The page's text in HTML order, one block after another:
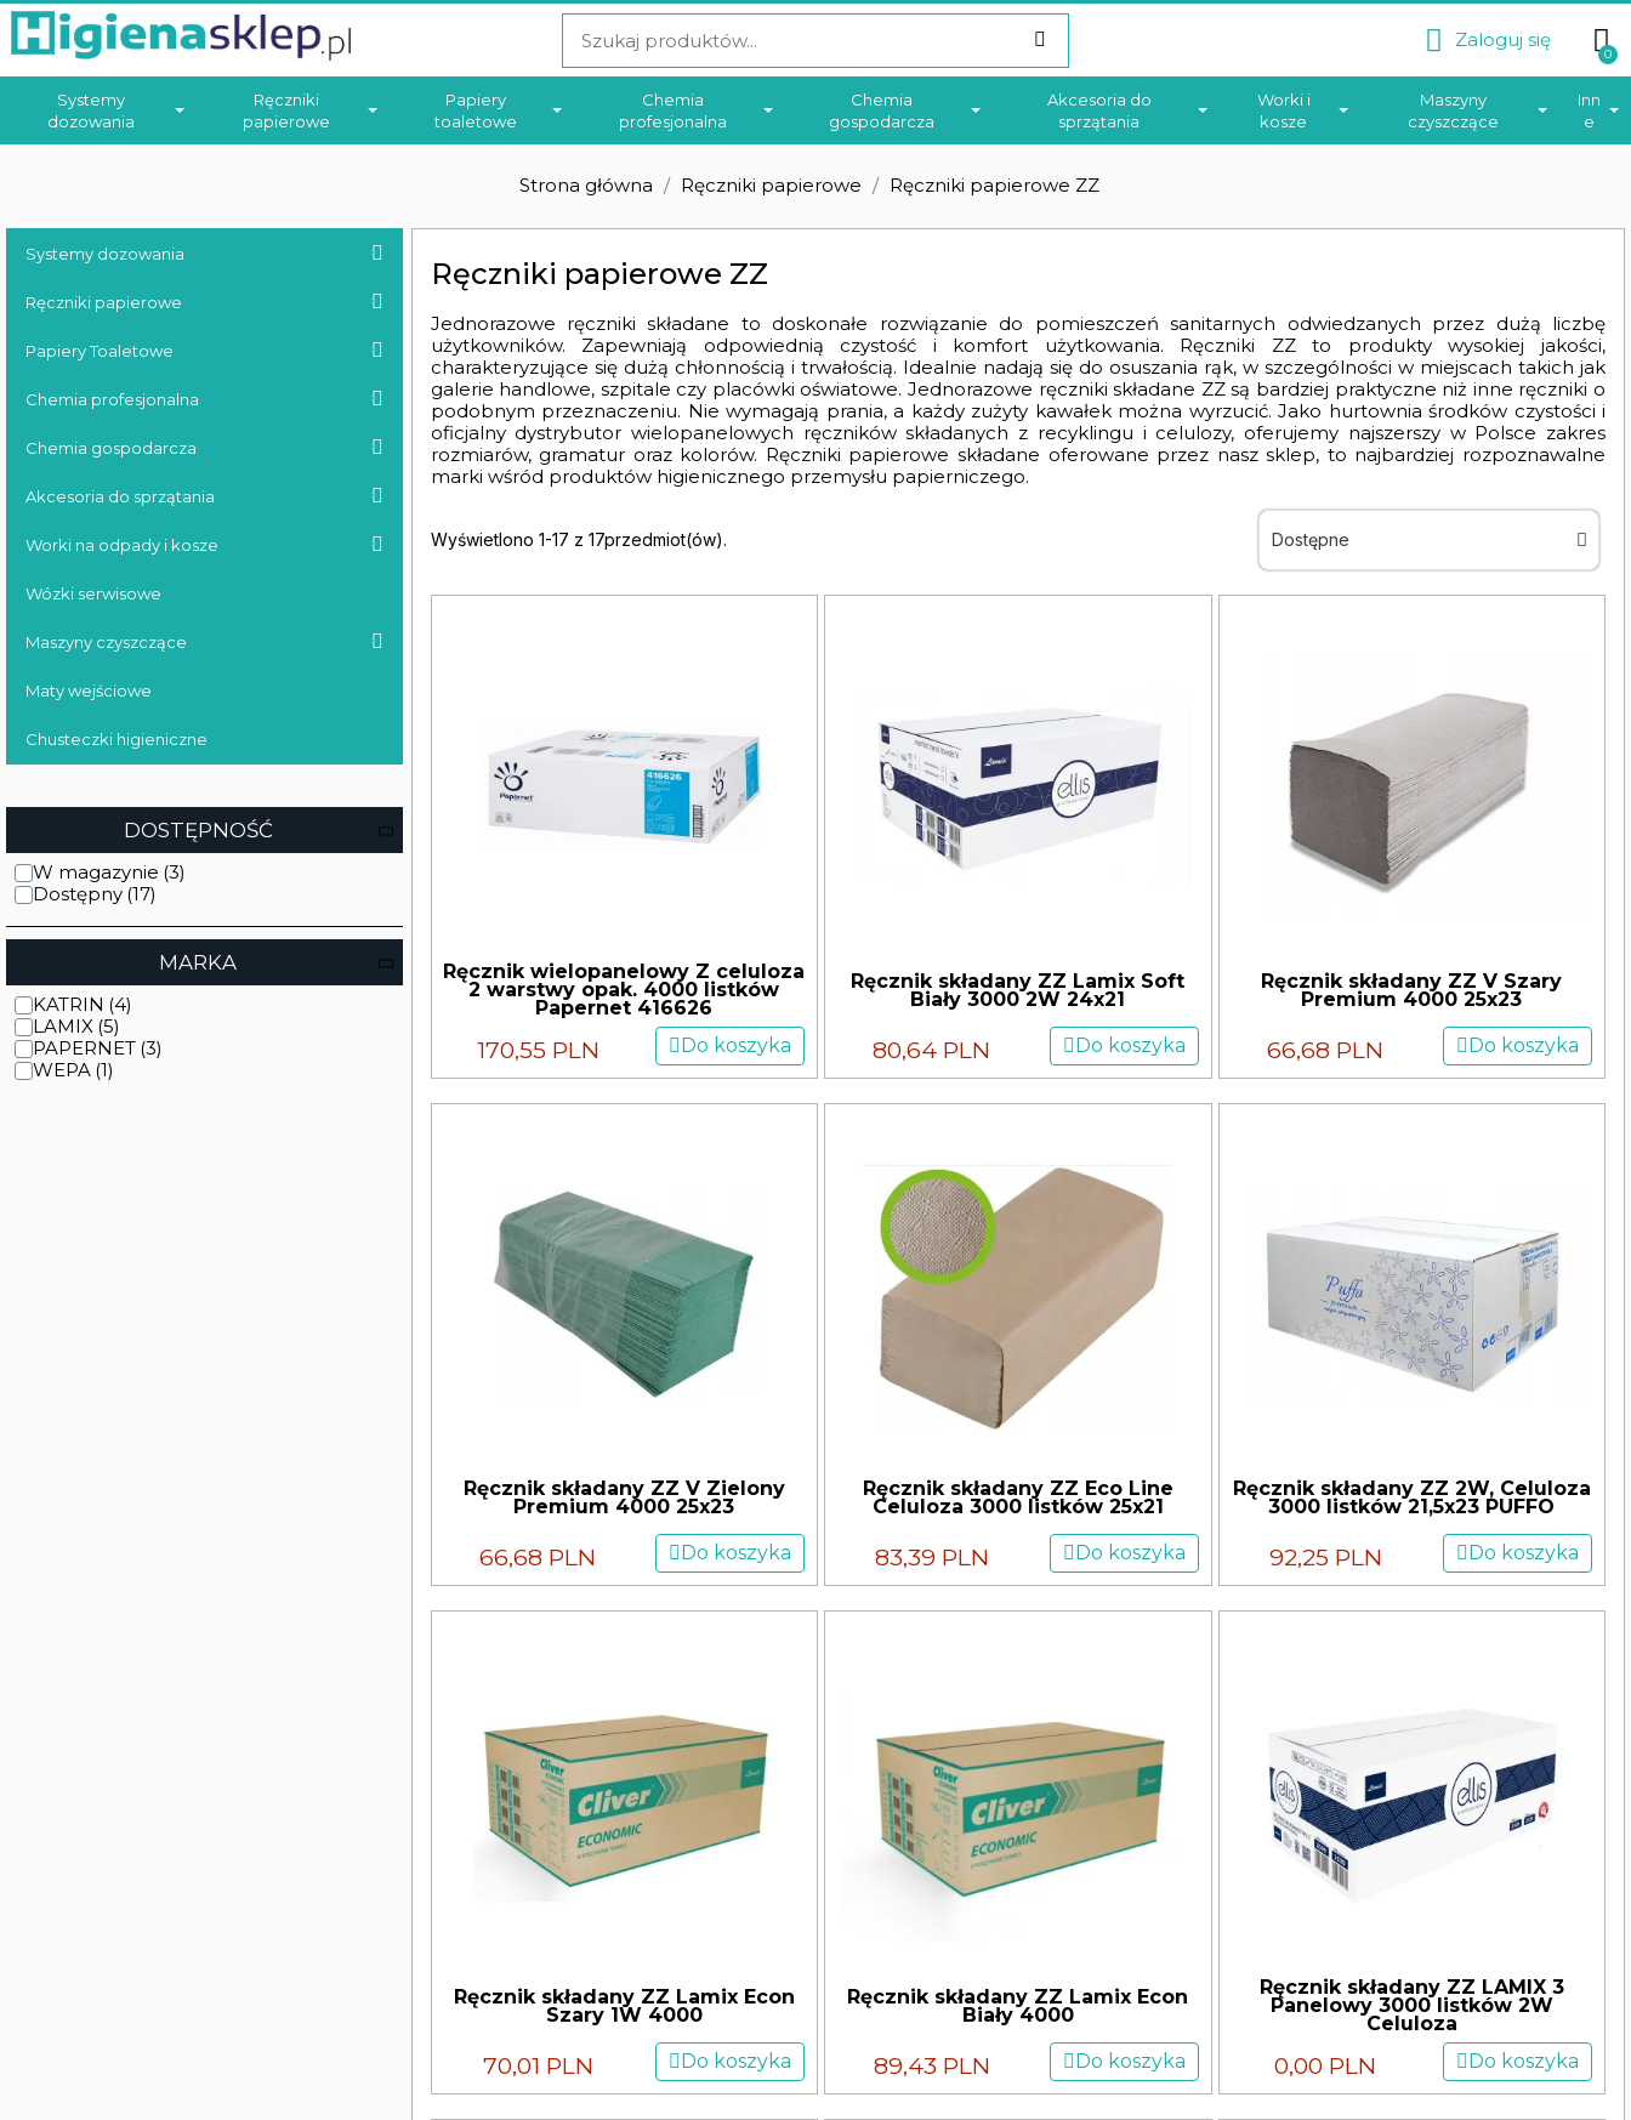
Zaloguj się
Systemy
dozowania
Ręczniki
papierowe
Papiery
toaletowe
Chemia
profesjonalna
Chemia
gospodarcza
Akcesoria do
sprzątania
Worki i
kosze
Maszyny
czyszczące
Inn
e
Strona główna Ręczniki papierowe Ręczniki papierowe ZZ
Systemy dozowania
Ręczniki papierowe
Papiery Toaletowe
Chemia profesjonalna
Chemia gospodarcza
Akcesoria do sprzątania
Worki na odpady i kosze
Wózki serwisowe
Maszyny czyszczące
Maty wejściowe
Chusteczki higieniczne
DOSTĘPNOŚĆ
W magazynie
Dostępny
MARKA
KATRIN
LAMIX
PAPERNET
WEPA
Ręczniki papierowe ZZ
Jednorazowe ręczniki składane to doskonałe rozwiązanie do pomieszczeń sanitarnych odwiedzanych przez dużą liczbę
użytkowników. Zapewniają odpowiednią czystość i komfort użytkowania. Ręczniki ZZ to produkty wysokiej jakości,
charakteryzujące się dużą chłonnością i trwałością. Idealnie nadają się do osuszania rąk, w szczególności w miejscach takich jak
galerie handlowe, szpitale czy placówki oświatowe. Jednorazowe ręczniki składane ZZ są bardziej praktyczne niż inne ręczniki o
podobnym przeznaczeniu. Nie wymagają prania, a każdy zużyty kawałek można wyrzucić. Jako hurtownia środków czystości i
oficjalny dystrybutor wielopanelowych ręczników składanych z recyklingu i celulozy, oferujemy najszerszy w Polsce zakres
rozmiarów, gramatur oraz kolorów. Ręczniki papierowe składane oferowane przez nasz sklep, to najbardziej rozpoznawalne
marki wśród produktów higienicznego przemysłu papierniczego.
Wyświetlono 1-17 z 17przedmiot(ów).
Ręcznik wielopanelowy Z celuloza
2 warstwy opak. 4000 listków
Papernet 416626
170,55 PLN Do koszyka
Ręcznik składany ZZ Lamix Soft
Biały 3000 2W 24x21
80,64 PLN Do koszyka
Ręcznik składany ZZ V Szary
Premium 4000 25x23
66,68 PLN Do koszyka
Ręcznik składany ZZ V Zielony
Premium 4000 25x23
66,68 PLN Do koszyka
Ręcznik składany ZZ Eco Line
Celuloza 3000 listków 25x21
83,39 PLN Do koszyka
Ręcznik składany ZZ 2W, Celuloza
3000 listków 21,5x23 PUFFO
92,25 PLN Do koszyka
Ręcznik składany ZZ Lamix Econ
Szary 1W 4000
70,01 PLN Do koszyka
Ręcznik składany ZZ Lamix Econ
Biały 4000
89,43 PLN Do koszyka
Ręcznik składany ZZ LAMIX 3
Panelowy 3000 listków 2W
Celuloza
0,00 PLN Do koszyka